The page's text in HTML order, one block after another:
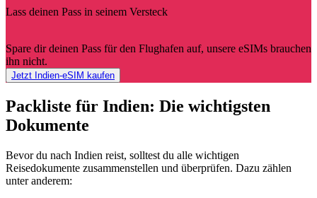
Lass deinen Pass in seinem Versteck
Spare dir deinen Pass für den Flughafen auf, unsere eSIMs brauchen
ihn nicht.
Jetzt Indien-eSIM kaufen
Packliste für Indien: Die wichtigsten
Dokumente
Bevor du nach Indien reist, solltest du alle wichtigen
Reisedokumente zusammenstellen und überprüfen. Dazu zählen
unter anderem: